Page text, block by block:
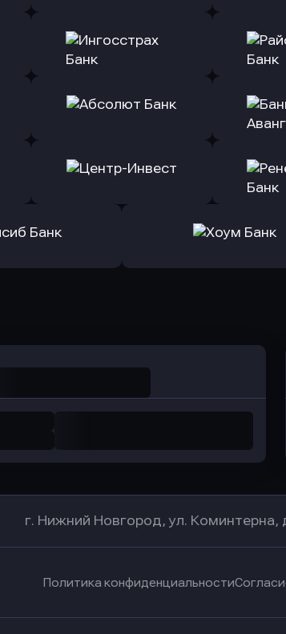
Оправить заявку
в Альфа-Банк
в
Оправить заявку
в
Оправить заявку
в
г. Нижний Новгород, ул. Коминтерна,
Политика конфиденциальности